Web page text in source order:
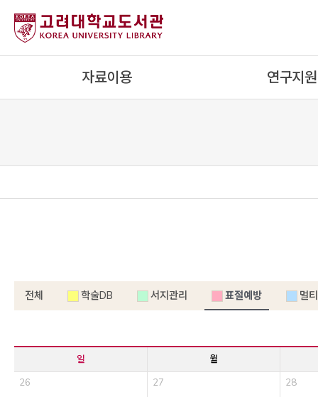
로
자료이용 연구지원
전체 학술DB 서지관리 표절예방 멀
일 월
26 27 28